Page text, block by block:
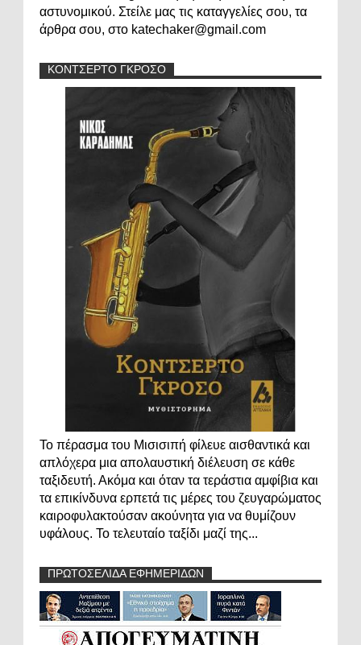
αστυνομικού. Στείλε μας τις καταγγελίες σου, τα
άρθρα σου, στο katechaker@gmail.com
ΚΟΝΤΣΕΡΤΟ ΓΚΡΟΣΟ
Το πέρασμα του Μισισιπή φίλευε αισθαντικά και
απλόχερα μια απολαυστική διέλευση σε κάθε
ταξιδευτή. Ακόμα και όταν τα τεράστια αμφίβια και
τα επικίνδυνα ερπετά τις μέρες του ζευγαρώματος
καιροφυλακτούσαν ακούνητα για να θυμίζουν
υφάλους. Το τελευταίο ταξίδι μαζί της...
ΠΡΩΤΟΣΕΛΙΔΑ ΕΦΗΜΕΡΙΔΩΝ